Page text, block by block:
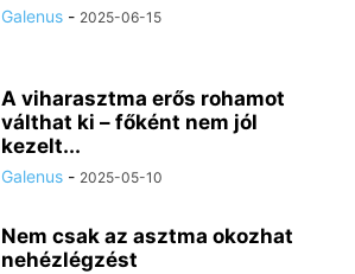
Galenus - 2025-06-15
A viharasztma erős rohamot
válthat ki – főként nem jól
kezelt...
Galenus - 2025-05-10
Nem csak az asztma okozhat
nehézlégzést